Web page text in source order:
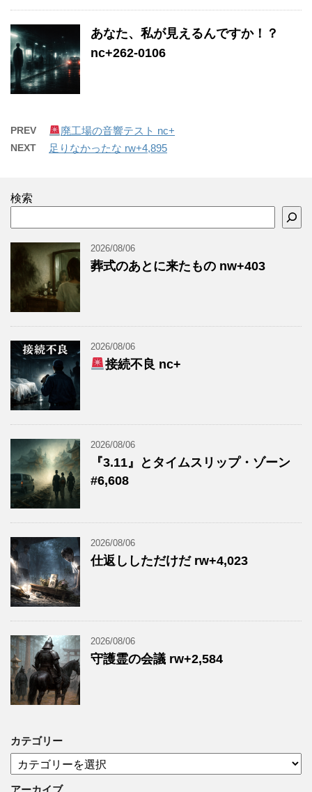
あなた、私が見えるんですか！？
nc+262-0106
PREV 廃工場の音響テスト nc+
NEXT 足りなかったな rw+4,895
検索
2026/08/06
葬式のあとに来たもの nw+403
2026/08/06
接続不良 nc+
2026/08/06
『3.11』とタイムスリップ・ゾーン
#6,608
2026/08/06
仕返ししただけだ rw+4,023
2026/08/06
守護霊の会議 rw+2,584
カテゴリー
テ
ゴ